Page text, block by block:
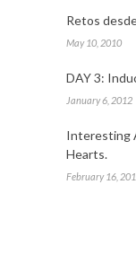
Retos
May 10, 2010
DAY 3:
January 6, 2012
Interesting
Hearts.
February 16,